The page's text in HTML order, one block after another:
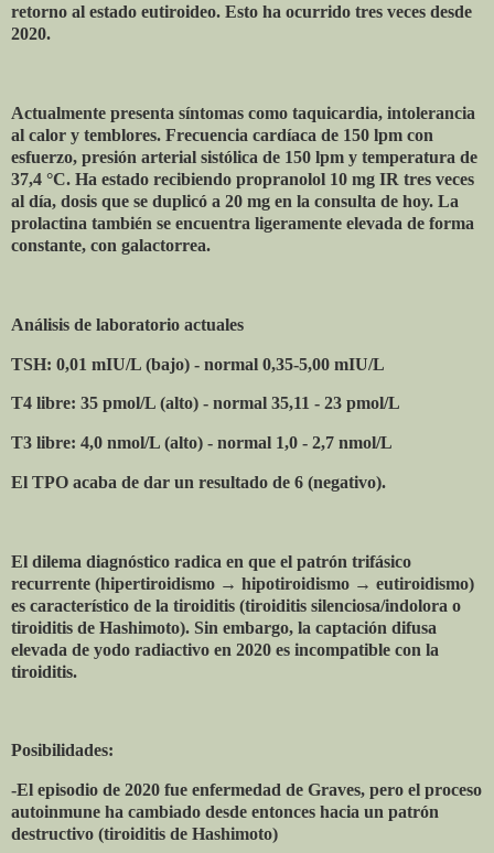
retorno al estado eutiroideo. Esto ha ocurrido tres veces desde
2020.
Actualmente presenta síntomas como taquicardia, intolerancia
al calor y temblores. Frecuencia cardíaca de 150 lpm con
esfuerzo, presión arterial sistólica de 150 lpm y temperatura de
37,4 °C. Ha estado recibiendo propranolol 10 mg IR tres veces
al día, dosis que se duplicó a 20 mg en la consulta de hoy. La
prolactina también se encuentra ligeramente elevada de forma
constante, con galactorrea.
Análisis de laboratorio actuales
TSH: 0,01 mIU/L (bajo) - normal 0,35-5,00 mIU/L
T4 libre: 35 pmol/L (alto) - normal 35,11 - 23 pmol/L
T3 libre: 4,0 nmol/L (alto) - normal 1,0 - 2,7 nmol/L
El TPO acaba de dar un resultado de 6 (negativo).
El dilema diagnóstico radica en que el patrón trifásico
recurrente (hipertiroidismo → hipotiroidismo → eutiroidismo)
es característico de la tiroiditis (tiroiditis silenciosa/indolora o
tiroiditis de Hashimoto). Sin embargo, la captación difusa
elevada de yodo radiactivo en 2020 es incompatible con la
tiroiditis.
Posibilidades:
-El episodio de 2020 fue enfermedad de Graves, pero el proceso
autoinmune ha cambiado desde entonces hacia un patrón
destructivo (tiroiditis de Hashimoto)